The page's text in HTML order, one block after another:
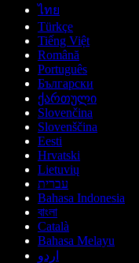
ไทย
Türkçe
Tiếng Việt
Română
Português
Български
ქართული
Slovenčina
Slovenščina
Eesti
Hrvatski
Lietuvių
עברית
Bahasa Indonesia
বাংলা
Català
Bahasa Melayu
اردو